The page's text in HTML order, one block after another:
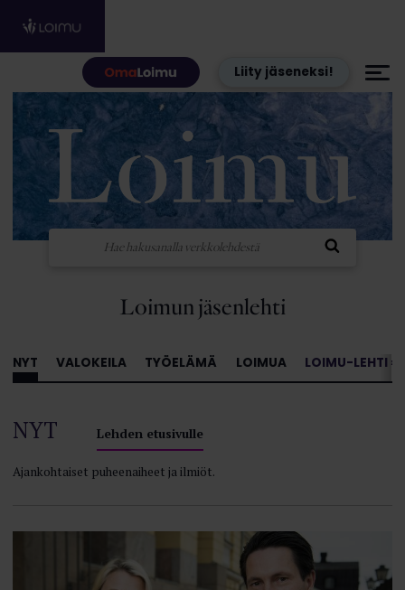
Liity jäseneksi!
Loimun jäsenlehti
NYT VALOKEILA TYÖELÄMÄ LOIMUA LOIMU-LEHTI »
NYT Lehden etusivulle
Ajankohtaiset puheenaiheet ja ilmiöt.